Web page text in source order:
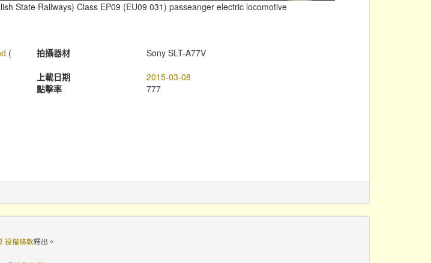
State Railways) Class EP09 (EU09 031) passeanger electric locomotive
(
拍攝器材
Sony SLT-A77V
上載日期
2015-03-08
點擊率
777
授權條款釋出。